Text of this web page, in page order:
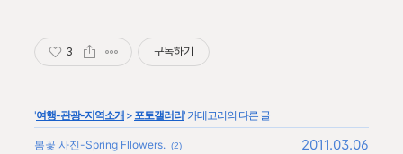
3 구독하기
'여행-관광-지역소개 > 포토갤러리' 카테고리의 다른 글
봄꽃 사진-Spring Fllowers. (2) 2011.03.06